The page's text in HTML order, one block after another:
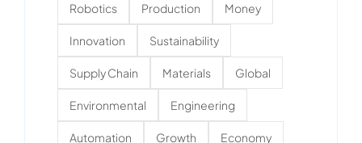
Robotics Production Money
Innovation Sustainability
Supply Chain Materials Global
Environmental Engineering
Automation Growth Economy